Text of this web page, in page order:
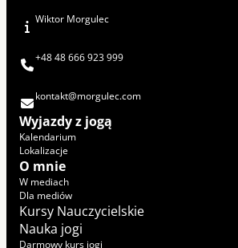
Wiktor Morgulec
+48 48 666 923 999
kontakt@morgulec.com
Wyjazdy z jogą
Kalendarium
Lokalizacje
O mnie
W mediach
Dla mediów
Kursy Nauczycielskie
Nauka jogi
Darmowy kurs jogi